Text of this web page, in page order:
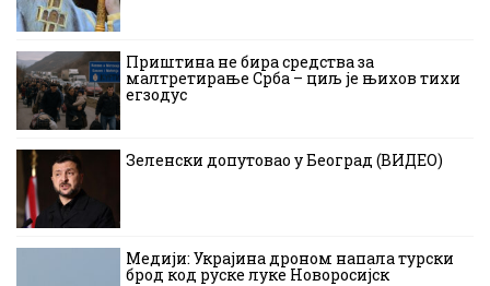
Приштина не бира средства за
малтретирање Срба – циљ је њихов тихи
егзодус
Зеленски допутовао у Београд (ВИДЕО)
Медији: Украјина дроном напала турски
брод код руске луке Новоросијск